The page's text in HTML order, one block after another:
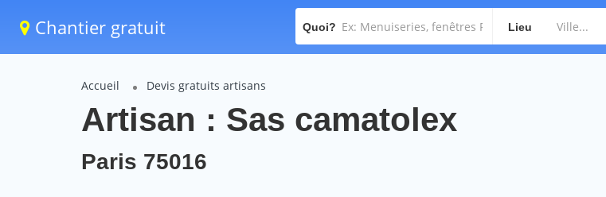
Chantier gratuit Quoi? Lieu
Accueil Devis gratuits artisans
Artisan : Sas camatolex
Paris 75016